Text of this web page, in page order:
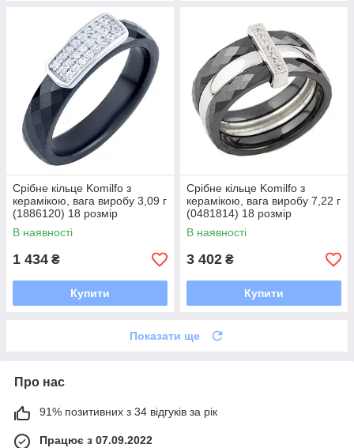
Срібне кільце Komilfo з
керамікою, вага виробу 3,09 г
(1886120) 18 розмір
В наявності
1 434 ₴
Купити
Срібне кільце Komilfo з
керамікою, вага виробу 7,22 г
(0481814) 18 розмір
В наявності
3 402 ₴
Купити
Показати ще
Про нас
91% позитивних з 34 відгуків за рік
Працює з 07.09.2022